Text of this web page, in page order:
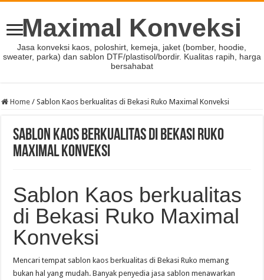
Maximal Konveksi
Jasa konveksi kaos, poloshirt, kemeja, jaket (bomber, hoodie,
sweater, parka) dan sablon DTF/plastisol/bordir. Kualitas rapih, harga
bersahabat
Home / Sablon Kaos berkualitas di Bekasi Ruko Maximal Konveksi
Sablon Kaos berkualitas di Bekasi Ruko
Maximal Konveksi
Sablon Kaos berkualitas
di Bekasi Ruko Maximal
Konveksi
Mencari tempat sablon kaos berkualitas di Bekasi Ruko memang
bukan hal yang mudah. Banyak penyedia jasa sablon menawarkan